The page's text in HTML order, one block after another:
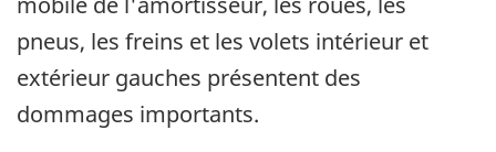
pneus, les freins et les volets intérieur et
extérieur gauches présentent des
dommages importants.